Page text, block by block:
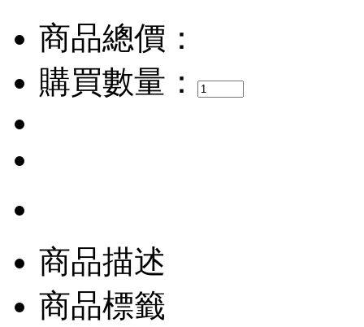
商品總價：
購買數量：
商品描述
商品標籤